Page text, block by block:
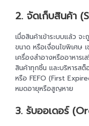
2. จัดเก็บสินค้า
เมื่อสินค้าเข้าระบบแล้ว จ
ขนาด หรือเงื่อนไขพิเศ
เครื่องสำอางหรืออาหาร
สินค้าทุกชิ้น และบริหารส
หรือ FEFO (First
หมดอายุหรือสูญหาย
3. รับออเดอร์